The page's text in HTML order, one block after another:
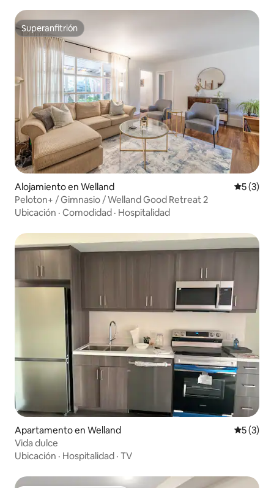
Superanfitrión
Superanfitrión
Alojamiento en Welland
5 (3)
Peloton+ / Gimnasio / Welland Good Retreat 2
Ubicación · Comodidad · Hospitalidad
Apartamento en Welland
5 (3)
Vida dulce
Ubicación · Hospitalidad · TV